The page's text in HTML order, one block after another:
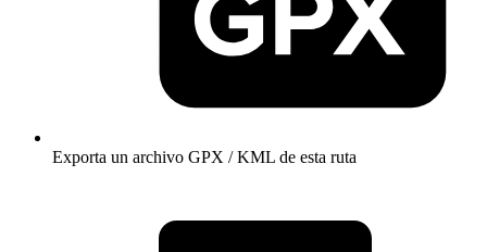
Exporta un archivo GPX / KML de esta ruta